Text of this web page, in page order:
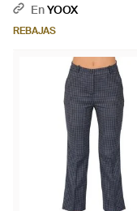
EnYOOX
REBAJAS